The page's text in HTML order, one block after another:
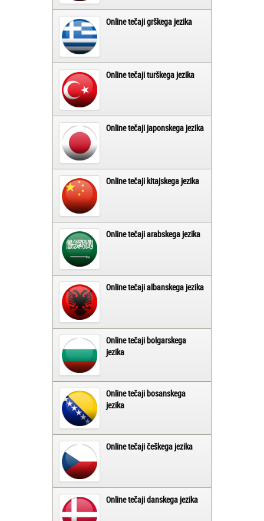
Online tečaji grškega jezika
Online tečaji turškega jezika
Online tečaji japonskega jezika
Online tečaji kitajskega jezika
Online tečaji arabskega jezika
Online tečaji albanskega jezika
Online tečaji bolgarskega
jezika
Online tečaji bosanskega
jezika
Online tečaji češkega jezika
Online tečaji danskega jezika